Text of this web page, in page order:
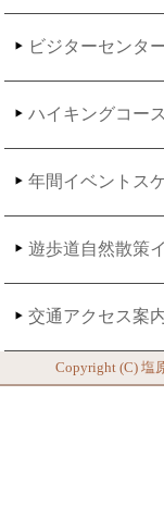
ビジターセンタ
ハイキングコー
年間イベントス
遊歩道自然散策
交通アクセス案
Copyright (C)塩